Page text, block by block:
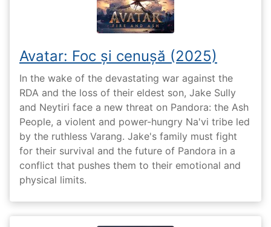
Avatar: Foc și cenușă (2025)
In the wake of the devastating war against the
RDA and the loss of their eldest son, Jake Sully
and Neytiri face a new threat on Pandora: the Ash
People, a violent and power-hungry Na'vi tribe led
by the ruthless Varang. Jake's family must fight
for their survival and the future of Pandora in a
conflict that pushes them to their emotional and
physical limits.